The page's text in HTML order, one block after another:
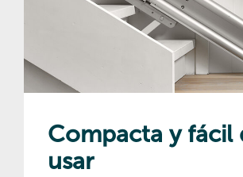
Compacta y fácil
usar